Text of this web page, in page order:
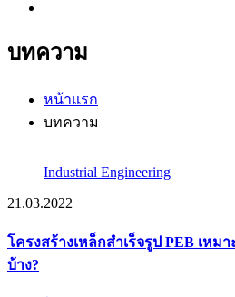
บทความ
หน้าแรก
บทความ
Industrial Engineering
21.03.2022
โครงสร้างเหล็กสำเร็จรูป PEB เหม
บ้าง?